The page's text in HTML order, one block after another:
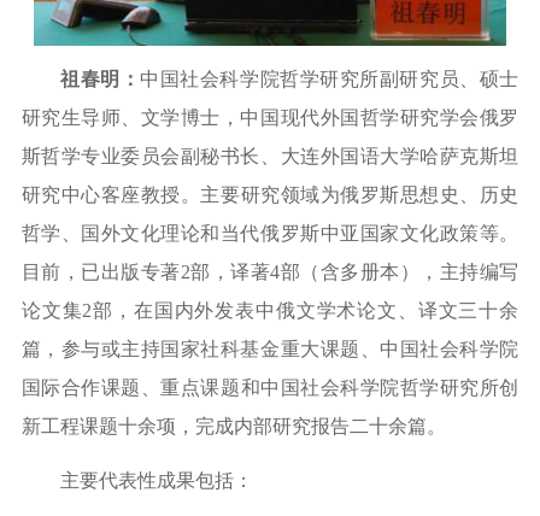
祖春明 ： 中国社会科学院哲学研究所副研究员
、硕士
研究生导师、文学博士，中国现代外国哲学研究学会俄罗
斯哲学专业委员会副秘书长
大连外国语大学哈萨克斯坦
研究中心客座教授 。 主要研究领域为俄罗斯思想史、历史
哲学、国外文化理论和当代俄罗斯中亚国家文化政策等。
目前，已出版专著2部，译著4部（含多册本），主持编写
论文集2部，在国内外发表中俄文学术论文、译文三十余
篇，参与或主持国家社科基金重大课题
中国社会科学院
国际合作课题、重点课题和中国社会科学院哲学研究所创
新工程课题十余项， 完成内部研究报告二十余篇。
主要代表性成果包括：